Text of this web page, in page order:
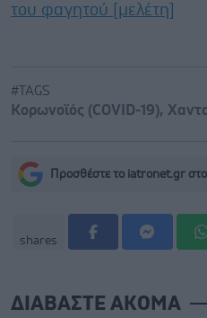
του φαγητού [μελέτη]
#TAGS
Κορωνοϊός (COVID-19),
Προσθέστε το iatronet.gr
shares
ΔΙΑΒΑΣΤΕ ΑΚΟΜΑ